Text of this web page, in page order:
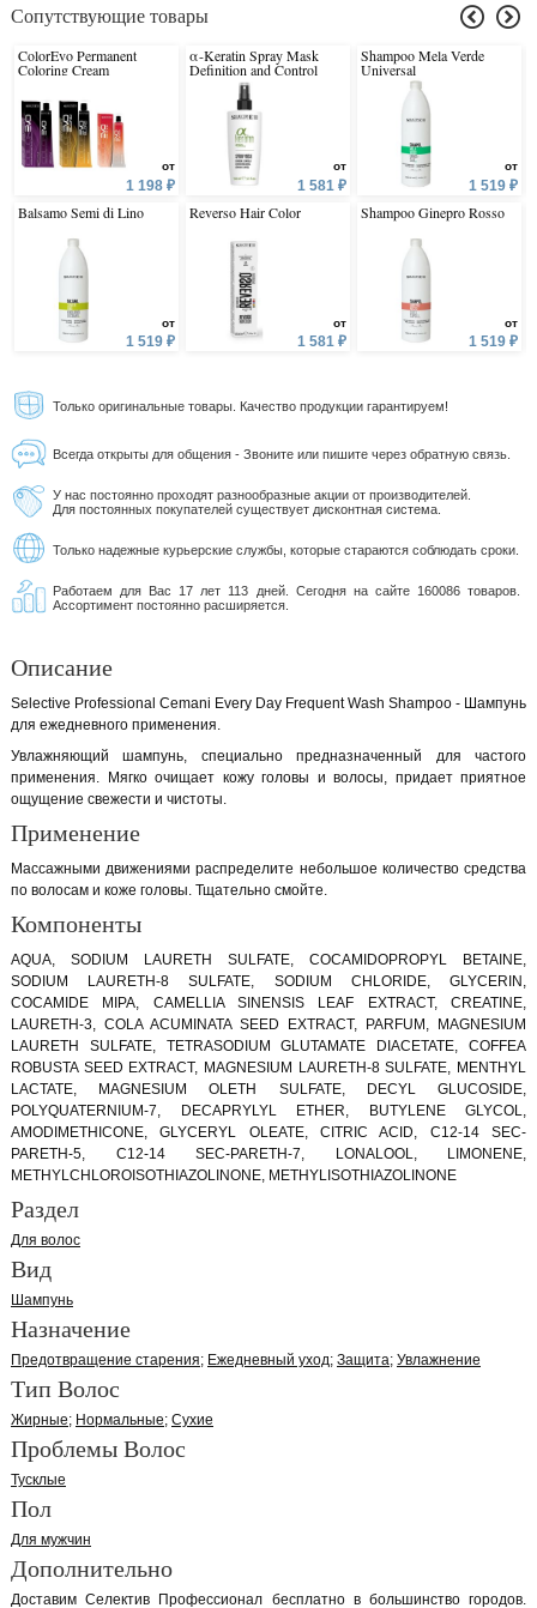
Сопутствующие товары
ColorEvo Permanent
Coloring Cream
от
1 198 ₽
Balsamo Semi di Lino
от
1 519 ₽
α-Keratin Spray Mask
Definition and Control
от
1 581 ₽
Reverso Hair Color
от
1 581 ₽
Shampoo Mela Verde
Universal
от
1 519 ₽
Shampoo Ginepro Rosso
от
1 519 ₽
Только оригинальные товары. Качество продукции гарантируем!
Всегда открыты для общения - Звоните или пишите через обратную связь.
У нас постоянно проходят разнообразные акции от производителей.
Для постоянных покупателей существует дисконтная система.
Только надежные курьерские службы, которые стараются соблюдать сроки.
Работаем для Вас 17 лет 113 дней. Сегодня на сайте 160086 товаров.
Ассортимент постоянно расширяется.
Описание
Selective Professional Cemani Every Day Frequent Wash Shampoo - Шампунь
для ежедневного применения.
Увлажняющий шампунь, специально предназначенный для частого
применения. Мягко очищает кожу головы и волосы, придает приятное
ощущение свежести и чистоты.
Применение
Массажными движениями распределите небольшое количество средства
по волосам и коже головы. Тщательно смойте.
Компоненты
AQUA, SODIUM LAURETH SULFATE, COCAMIDOPROPYL BETAINE,
SODIUM LAURETH-8 SULFATE, SODIUM CHLORIDE, GLYCERIN,
COCAMIDE MIPA, CAMELLIA SINENSIS LEAF EXTRACT, CREATINE,
LAURETH-3, COLA ACUMINATA SEED EXTRACT, PARFUM, MAGNESIUM
LAURETH SULFATE, TETRASODIUM GLUTAMATE DIACETATE, COFFEA
ROBUSTA SEED EXTRACT, MAGNESIUM LAURETH-8 SULFATE, MENTHYL
LACTATE, MAGNESIUM OLETH SULFATE, DECYL GLUCOSIDE,
POLYQUATERNIUM-7, DECAPRYLYL ETHER, BUTYLENE GLYCOL,
AMODIMETHICONE, GLYCERYL OLEATE, CITRIC ACID, C12-14 SEC-
PARETH-5, C12-14 SEC-PARETH-7, LONALOOL, LIMONENE,
METHYLCHLOROISOTHIAZOLINONE, METHYLISOTHIAZOLINONE
Раздел
Для волос
Вид
Шампунь
Назначение
Предотвращение старения Ежедневный уход Защита Увлажнение
Тип Волос
Жирные Нормальные Сухие
Проблемы Волос
Тусклые
Пол
Для мужчин
Дополнительно
Доставим Селектив Профессионал бесплатно в большинство городов.